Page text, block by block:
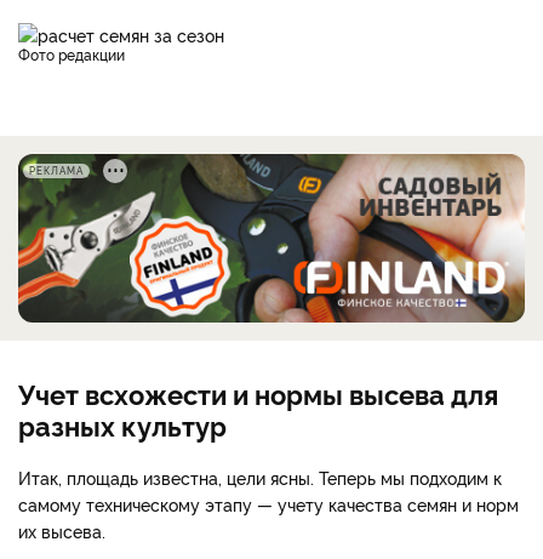
фото редакции
РЕКЛАМА
Учет всхожести и нормы высева для
разных культур
Итак, площадь известна, цели ясны. Теперь мы подходим к
самому техническому этапу — учету качества семян и норм
их высева.